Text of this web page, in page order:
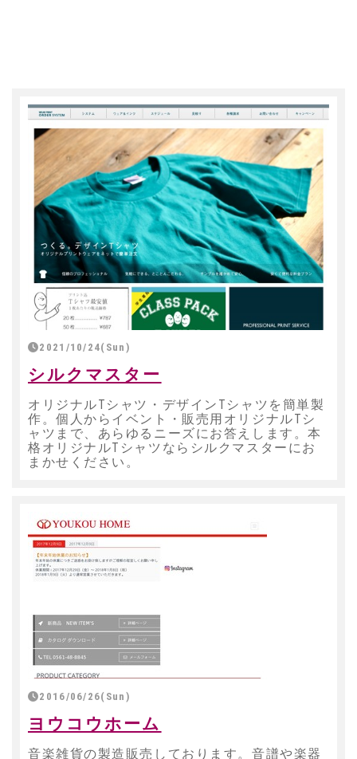
2021/10/24(Sun)
シルクマスター
オリジナルTシャツ・デザインTシャツを簡単製
作。個人からイベント・販売用オリジナルTシ
ャツまで、あらゆるニーズにお答えします。本
格オリジナルTシャツならシルクマスターにお
まかせください。
2016/06/26(Sun)
ヨウコウホーム
音楽雑貨の製造販売しております。音譜や楽器